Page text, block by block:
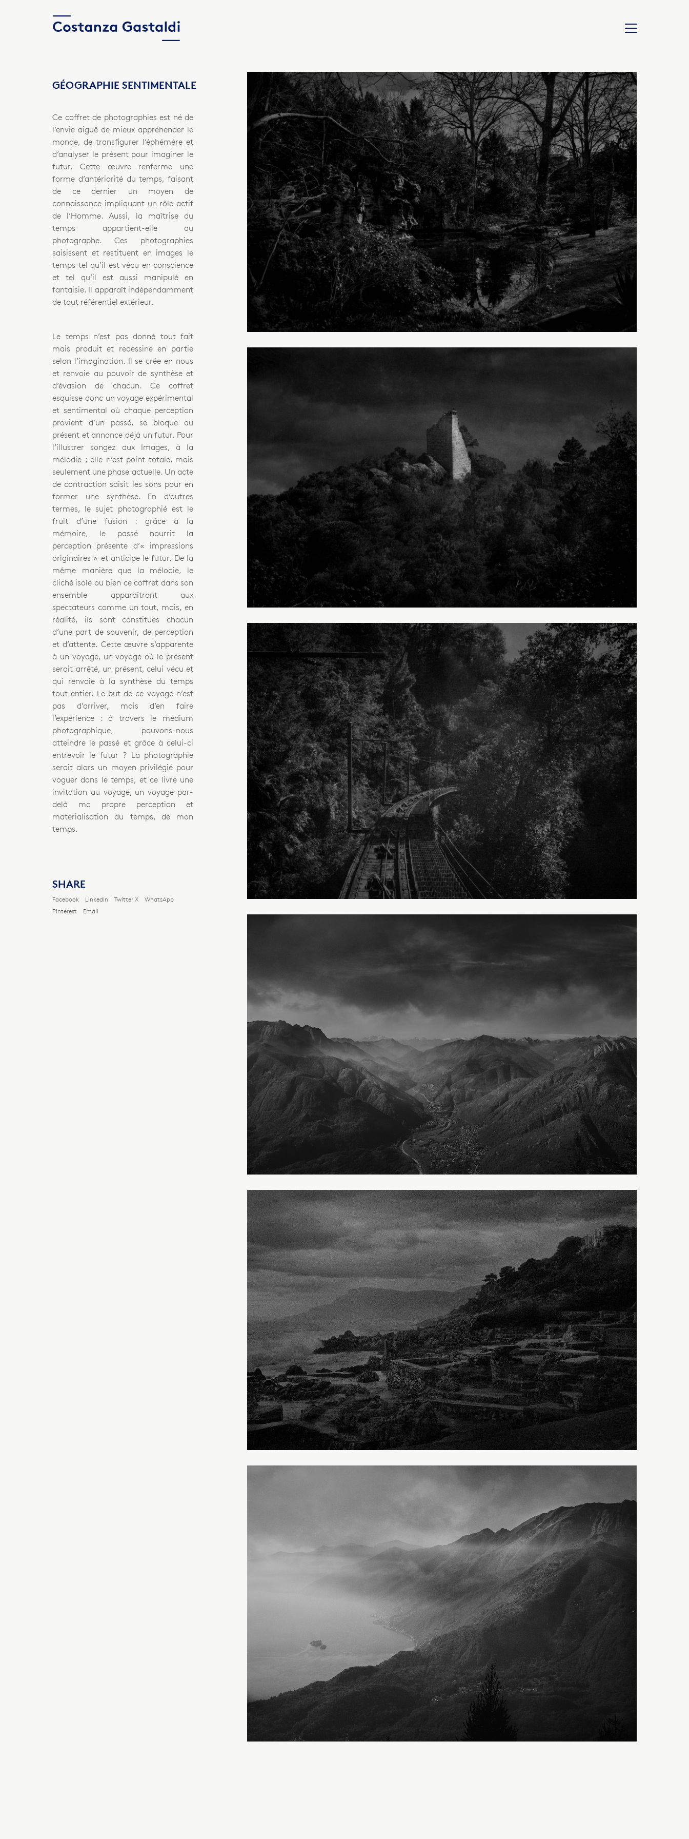
GÉOGRAPHIE SENTIMENTALE
Ce coffret de photographies est né de
l’envie aiguë de mieux appréhender le
monde, de transfigurer l’éphémère et
d’analyser le présent pour imaginer le
futur. Cette œuvre renferme une
forme d’antériorité du temps, faisant
de ce dernier un moyen de
connaissance impliquant un rôle actif
de l’Homme. Aussi, la maîtrise du
temps appartient-elle au
photographe. Ces photographies
saisissent et restituent en images le
temps tel qu’il est vécu en conscience
et tel qu’il est aussi manipulé en
fantaisie. Il apparaît indépendamment
de tout référentiel extérieur.
Le temps n’est pas donné tout fait
mais produit et redessiné en partie
selon l’imagination. Il se crée en nous
et renvoie au pouvoir de synthèse et
d’évasion de chacun. Ce coffret
esquisse donc un voyage expérimental
et sentimental où chaque perception
provient d’un passé, se bloque au
présent et annonce déjà un futur. Pour
l’illustrer songez aux Images, à la
mélodie ; elle n’est point totale, mais
seulement une phase actuelle. Un acte
de contraction saisit les sons pour en
former une synthèse. En d’autres
termes, le sujet photographié est le
fruit d’une fusion : grâce à la
mémoire, le passé nourrit la
perception présente d’« impressions
originaires » et anticipe le futur. De la
même manière que la mélodie, le
cliché isolé ou bien ce coffret dans son
ensemble apparaîtront aux
spectateurs comme un tout, mais, en
réalité, ils sont constitués chacun
d’une part de souvenir, de perception
et d’attente. Cette œuvre s’apparente
à un voyage, un voyage où le présent
serait arrêté, un présent, celui vécu et
qui renvoie à la synthèse du temps
tout entier. Le but de ce voyage n’est
pas d’arriver, mais d’en faire
l’expérience : à travers le médium
photographique, pouvons-nous
atteindre le passé et grâce à celui-ci
entrevoir le futur ? La photographie
serait alors un moyen privilégié pour
voguer dans le temps, et ce livre une
invitation au voyage, un voyage par-
delà ma propre perception et
matérialisation du temps, de mon
temps.
SHARE
Facebook LinkedIn Twitter X
WhatsApp
Pinterest
Email